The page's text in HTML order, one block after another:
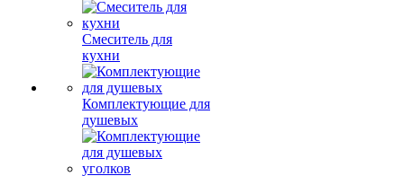
Смеситель для
кухни
Комплектующие для
душевых